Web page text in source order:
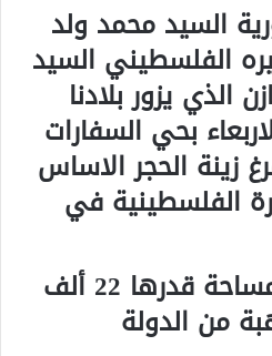
السيد محمد ولد
الفلسطيني السيد
الذي يزور بلادنا
بحي السفارات
زينة الحجر الاساس
الفلسطينية في
ويشيد المقر على مساحة قدرها 22 ألف
من الدولة